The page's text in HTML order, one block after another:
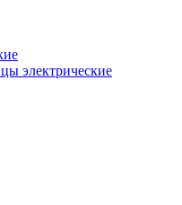
электрические